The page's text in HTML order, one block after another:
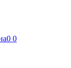
0 0